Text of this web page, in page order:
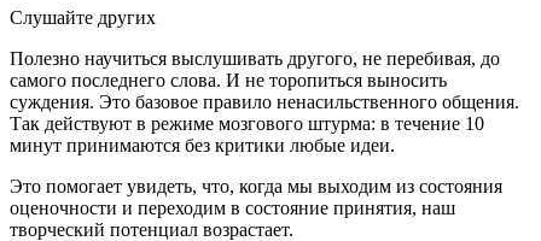
Слушайте других
Полезно научиться выслушивать другого, не перебивая, до
самого последнего слова. И не торопиться выносить
суждения. Это базовое правило ненасильственного общения.
Так действуют в режиме мозгового штурма: в течение 10
минут принимаются без критики любые идеи.
Это помогает увидеть, что, когда мы выходим из состояния
оценочности и переходим в состояние принятия, наш
творческий потенциал возрастает.